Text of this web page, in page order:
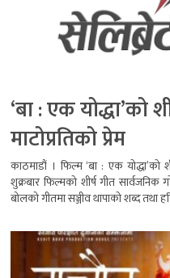
‘बा : एक योद्धा’को
माटोप्रतिको प्रेम
काठमाडौं । फिल्म ‘बा : एक योद्धा’को
शुक्रबार फिल्मको शीर्ष गीत
बोलको गीतमा सञ्जीव थापाको शब्द तथा